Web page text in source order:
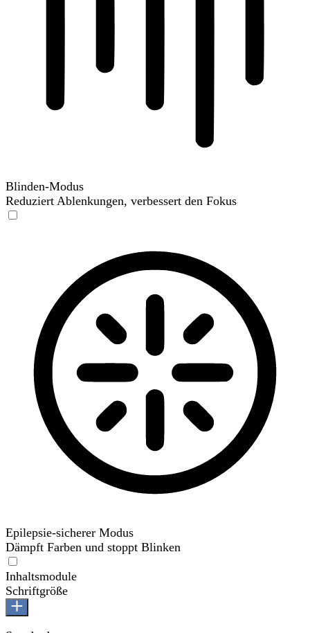
Blinden-Modus
Reduziert Ablenkungen, verbessert den Fokus
Epilepsie-sicherer Modus
Dämpft Farben und stoppt Blinken
Inhaltsmodule
Schriftgröße